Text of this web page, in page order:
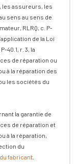
les assureurs, les
sens au sens de
RLRQ, c. P-
de la Loi
40.1, r. 3, la
de réparation ou
à la réparation des
les sociétés du
la garantie de
de réparation et
à la réparation,
du
fabricant